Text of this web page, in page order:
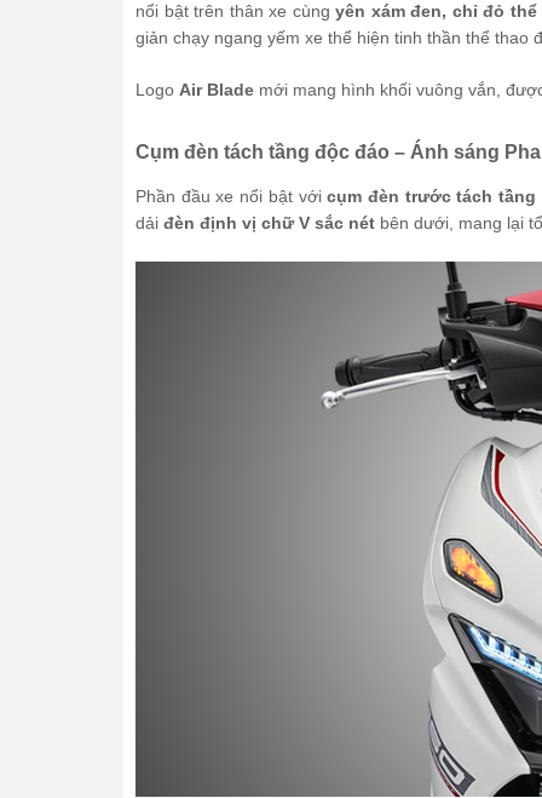
nổi bật trên thân xe cùngyên xám đen, chỉ đỏ thể
giản chạy ngang yếm xe thể hiện tinh thần thể thao
Logo Air Blade mới mang hình khối vuông vắn,
Cụm đèn tách tầng độc đáo – Ánh sáng
Phần đầu xe nổi bật vớicụm đèn trước tách tầng
dải đèn định vị chữ V sắc nét bên dưới, mang lại